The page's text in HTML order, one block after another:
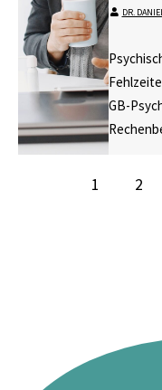
DR.
GB-
1 2